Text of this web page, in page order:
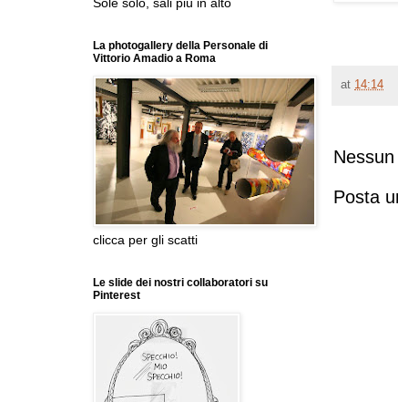
at 14:14
Posta
Sole solo, sali più in alto
La photogallery della Personale di
Vittorio Amadio a Roma
clicca per gli scatti
Le slide dei nostri collaboratori su
Pinterest